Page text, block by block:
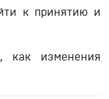
к принятию и
как изменения